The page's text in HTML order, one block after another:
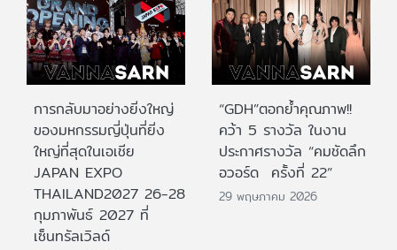
การกลับมาอย่างยิ่งใหญ่
ของมหกรรมญี่ปุ่นที่ยิ่ง
ใหญ่ที่สุดในเอเชีย
JAPAN EXPO
THAILAND2027 26-28
กุมภาพันธ์ 2027 ที่
เซ็นทรัลเวิลด์
“GDH”ตอกย้ำคุณภาพ!!
คว้า 5 รางวัล ในงาน
ประกาศรางวัล “คมชัดลึก
อวอร์ด ครั้งที่ 22”
29 พฤษภาคม 2026